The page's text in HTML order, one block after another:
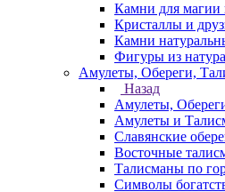
Камни для магии
Кристаллы и
Камни
Фигуры из
Амулеты, Обереги,
Назад
Амулеты,
Амулеты и
Славянские
Восточные
Талисманы по
Символы